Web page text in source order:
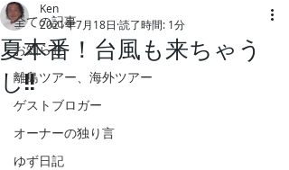
全ての記事
お知らせ
離島ツアー、海外ツアー
ゲストブロガー
オーナーの独り言
ゆず日記
夏本番！台風も来ちゃう
し!!
Ken
2021年7月18日 読了時間: 1分